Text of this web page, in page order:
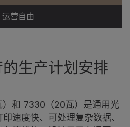
运营自由
生产计划安排
和 7330（20瓦）是通用光
速度快、可处理复杂数据、